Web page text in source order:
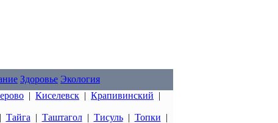
Здоровье Экология
| Киселевск | Крапивинский |
Тайга | Таштагол| Тисуль| Топки |